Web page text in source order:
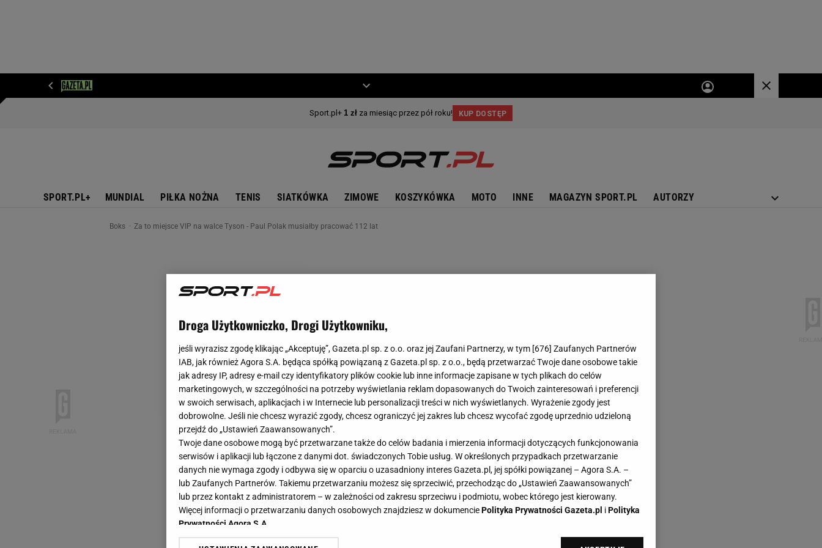
SPORT.PL+ MUNDIAL PIŁKA NOŻNA TENIS SIATKÓWKA ZIMOWE KOSZYKÓWKA MOTO INNE MAGAZYN SPORT.PL AUTORZY
Boks Za to miejsce VIP na walce Tyson - Paul Polak musiałby pracować 112 lat
Droga Użytkowniczko, Drogi Użytkowniku,
jeśli wyrazisz zgodę klikając „Akceptuję”, Gazeta.pl sp. z o.o. oraz jej Zaufani Partnerzy, w tym [676] Zaufanych Partnerów
IAB, jak również Agora S.A. będąca spółką powiązaną z Gazeta.pl sp. z o.o., będą przetwarzać Twoje dane osobowe takie
jak adresy IP, adresy e-mail czy identyfikatory plików cookie lub inne informacje zapisane w tych plikach do celów
marketingowych, w szczególności na potrzeby wyświetlania reklam dopasowanych do Twoich zainteresowań i preferencji
w swoich serwisach, aplikacjach i w Internecie lub personalizacji treści w nich wyświetlanych. Wyrażenie zgody jest
dobrowolne. Jeśli nie chcesz wyrazić zgody, chcesz ograniczyć jej zakres lub chcesz wycofać zgodę uprzednio udzieloną
przejdź do „Ustawień Zaawansowanych”.
Twoje dane osobowe mogą być przetwarzane także do celów badania i mierzenia informacji dotyczących funkcjonowania
serwisów i aplikacji lub łączone z danymi dot. świadczonych Tobie usług. W określonych przypadkach przetwarzanie
danych nie wymaga zgody i odbywa się w oparciu o uzasadniony interes Gazeta.pl, jej spółki powiązanej – Agora S.A. –
lub Zaufanych Partnerów. Takiemu przetwarzaniu możesz się sprzeciwić, przechodząc do „Ustawień Zaawansowanych”
lub przez kontakt z administratorem – w zależności od zakresu sprzeciwu i podmiotu, wobec którego jest kierowany.
Więcej informacji o przetwarzaniu danych osobowych znajdziesz w dokumenciePolityka Prywatności Gazeta.pl iPolityka
Prywatności Agora S.A.